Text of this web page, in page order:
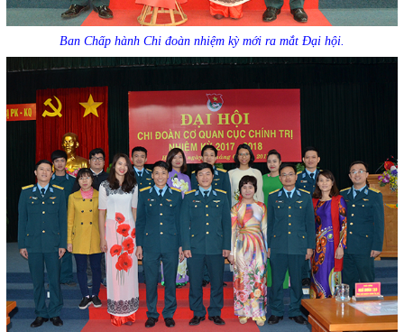
Ban Chấp hành Chi đoàn nhiệm kỳ mới ra mắt Đại hội.